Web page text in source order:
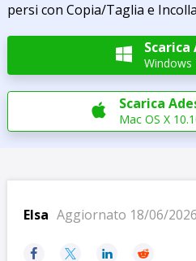
persi con Copia/Taglia e
 Scarica
 Scarica
Mac OS X
Elsa Aggiornato 18/06/
   